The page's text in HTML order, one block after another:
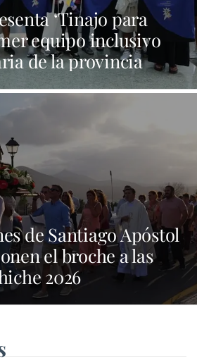
‘Tinajo para
equipo inclusivo
de la provincia
de Santiago Apóstol
el broche a las
2026